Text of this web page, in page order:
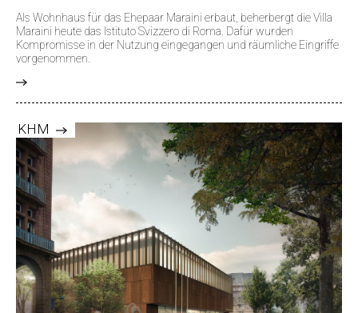
Als Wohnhaus für das Ehepaar Maraini erbaut, beherbergt die Villa
Maraini heute das Istituto Svizzero di Roma. Dafür wurden
Kompromisse in der Nutzung eingegangen und räumliche Eingriffe
vorgenommen.
KHM